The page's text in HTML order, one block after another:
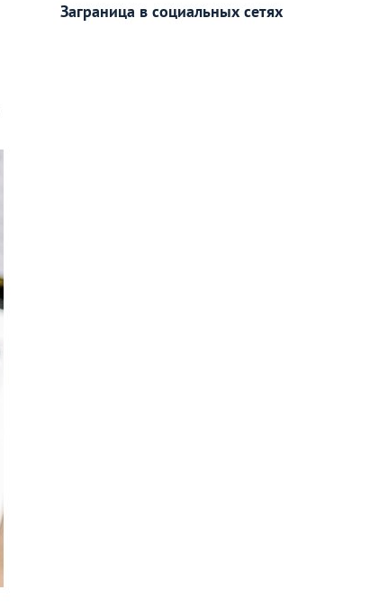
Заграница в социальных сетях